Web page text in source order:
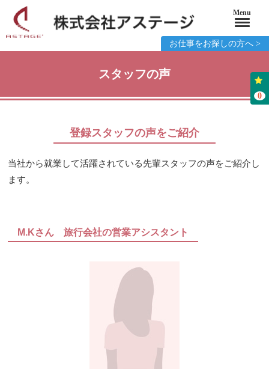
お仕事をお探しの方へ >
0
スタッフの声
登録スタッフの声をご紹介
当社から就業して活躍されている先輩スタッフの声をご紹介し
ます。
M.Kさん 旅行会社の営業アシスタント
Menu